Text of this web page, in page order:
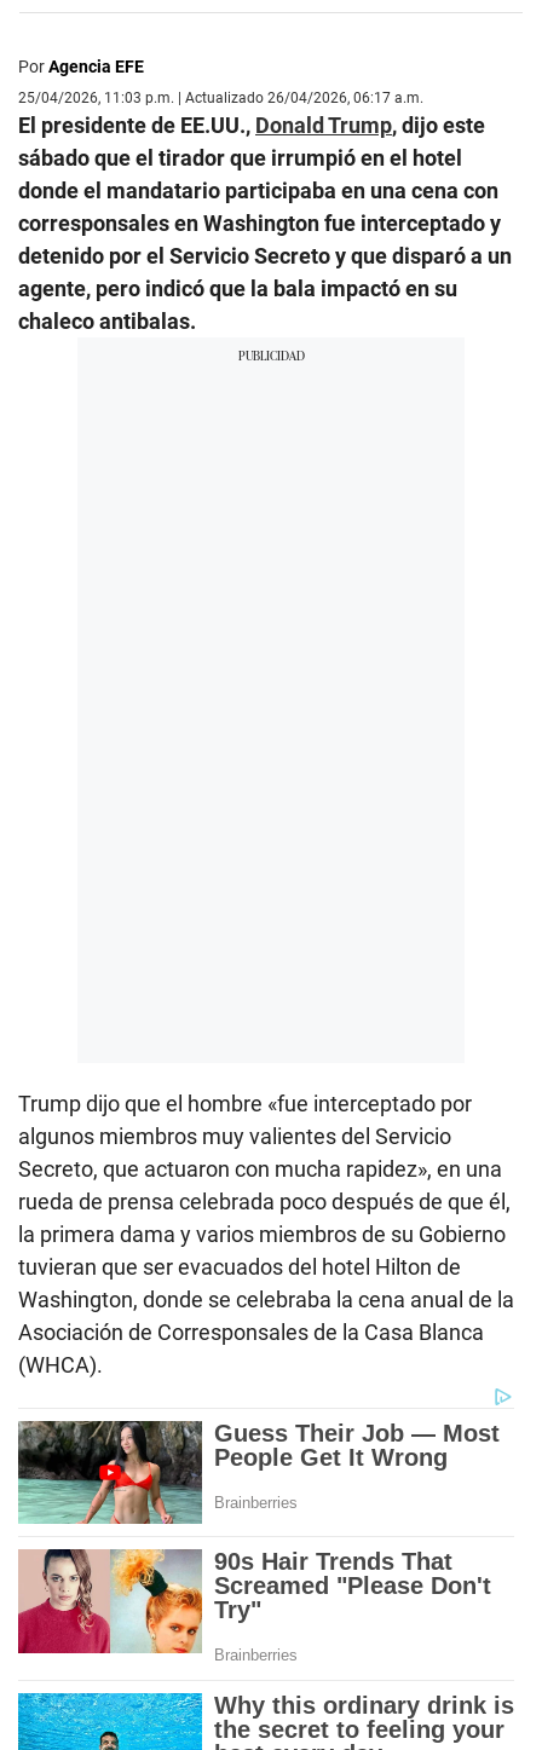
PorAgencia EFE
25/04/2026, 11:03 p.m. | Actualizado 26/04/2026, 06:17 a.m.
El presidente de EE.UU., Donald Trump, dijo este
sábado que el tirador que irrumpió en el hotel
donde el mandatario participaba en una cena con
corresponsales en Washington fue interceptado y
detenido por el Servicio Secreto y que disparó a un
agente, pero indicó que la bala impactó en su
chaleco antibalas.
Trump dijo que el hombre «fue interceptado por
algunos miembros muy valientes del Servicio
Secreto, que actuaron con mucha rapidez», en una
rueda de prensa celebrada poco después de que él,
la primera dama y varios miembros de su Gobierno
tuvieran que ser evacuados del hotel Hilton de
Washington, donde se celebraba la cena anual de la
Asociación de Corresponsales de la Casa Blanca
(WHCA).